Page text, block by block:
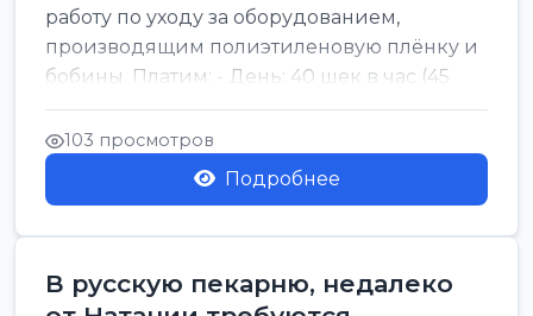
работу по уходу за оборудованием,
производящим полиэтиленовую плёнку и
бобины. Платим: - День: 40 шек в час (45
для синих бумаг и виз) -...
103 просмотров
Подробнее
В русскую пекарню, недалеко